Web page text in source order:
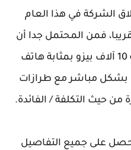
الشركة في هذا العام
فمن المحتمل جدا أن
يكون الهاتف الذي تبلغ قيمته 10 آلاف بيزو بمثابة هاتف
بشكل مباشر مع طرازات
24 فبراير، سنحصل على جميع التفاصيل